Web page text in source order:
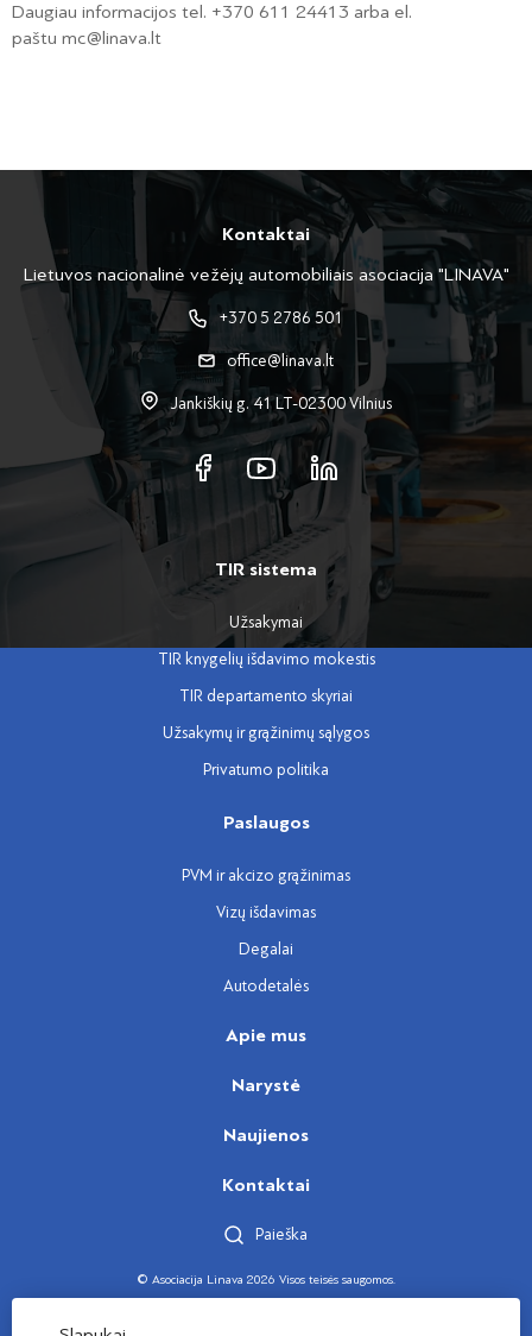
Daugiau informacijos tel. +370 611 24413 arba el.
paštu mc@linava.lt
Kontaktai
Lietuvos nacionalinė vežėjų automobiliais asociacija "LINAVA"
+370 5 2786 501
office@linava.lt
Jankiškių g. 41 LT-02300 Vilnius
TIR sistema
Užsakymai
TIR knygelių išdavimo mokestis
TIR departamento skyriai
Užsakymų ir grąžinimų sąlygos
Privatumo politika
Paslaugos
PVM ir akcizo grąžinimas
Vizų išdavimas
Degalai
Autodetalės
Apie mus
Narystė
Naujienos
Kontaktai
Paieška
© Asociacija Linava 2026 Visos teisės saugomos.